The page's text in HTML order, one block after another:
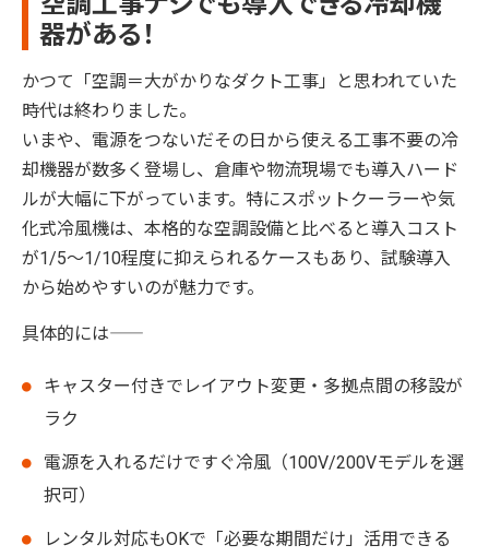
器がある！
かつて「空調＝大がかりなダクト工事」と思われていた
時代は終わりました。
いまや、電源をつないだその日から使える工事不要の冷
却機器が数多く登場し、倉庫や物流現場でも導入ハード
ルが大幅に下がっています。特にスポットクーラーや気
化式冷風機は、本格的な空調設備と比べると導入コスト
が1/5〜1/10程度に抑えられるケースもあり、試験導入
から始めやすいのが魅力です。
具体的には――
キャスター付きでレイアウト変更・多拠点間の移設が
ラク
電源を入れるだけですぐ冷風（100V/200Vモデルを選
択可）
レンタル対応もOKで「必要な期間だけ」活用できる